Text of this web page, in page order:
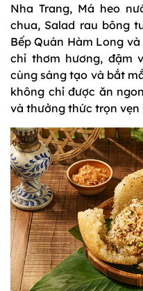
Nha Trang, Má heo
chua, Salad rau bông
Bếp Quán Hàm Long
chỉ thơm hương, đậm
cùng sáng tạo và bắt
không chỉ được ăn
và thưởng thức trọn